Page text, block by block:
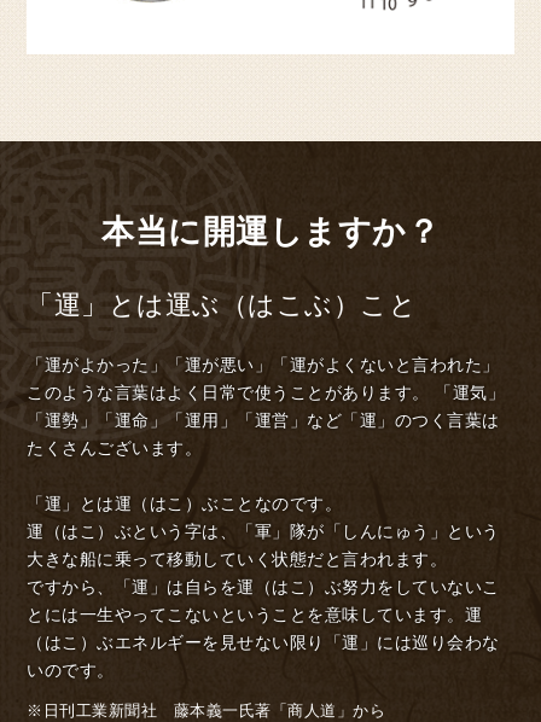
本当に開運しますか？
「運」とは運ぶ（はこぶ）こと
「運がよかった」「運が悪い」「運がよくないと言われた」
このような言葉はよく日常で使うことがあります。
「運気」
「運勢」「運命」「運用」「運営」など「運」のつく言葉は
たくさんございます。
「運」とは運（はこ）ぶことなのです。
運（はこ）ぶという字は、「軍」隊が「しんにゅう」という
大きな船に乗って移動していく状態だと言われます。
ですから、「運」は自らを運（はこ）ぶ努力をしていないこ
とには一生やってこないということを意味しています。運
（はこ）ぶエネルギーを見せない限り「運」には巡り会わな
いのです。
※日刊工業新聞社 藤本義一氏著「商人道」から